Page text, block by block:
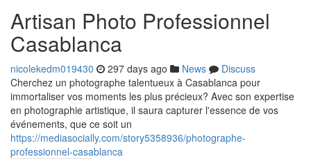
Artisan Photo Professionnel
Casablanca
nicolekedm019430 297 days ago News
Discuss
Cherchez un photographe talentueux à Casablanca pour
immortaliser vos moments les plus précieux? Avec son expertise
en photographie artistique, il saura capturer l'essence de vos
événements, que ce soit un
https://mediasocially.com/story5358936/photographe-
professionnel-casablanca